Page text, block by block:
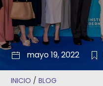
mayo 19, 2022
INICIO /BLOG